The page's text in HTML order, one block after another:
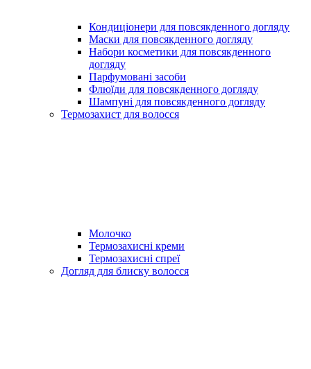
Кондиціонери для повсякденного догляду
Маски для повсякденного догляду
Набори косметики для повсякденного
догляду
Парфумовані засоби
Флюїди для повсякденного догляду
Шампуні для повсякденного догляду
Термозахист для волосся
Молочко
Термозахисні креми
Термозахисні спреї
Догляд для блиску волосся